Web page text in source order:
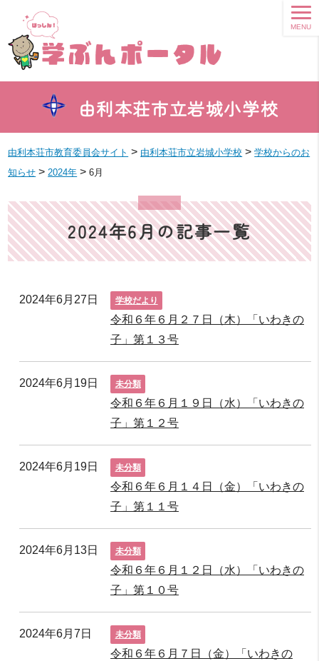
由利本荘市立岩城小学校
MENU
由利本荘市教育委員会サイト > 由利本荘市立岩城小学校 >学校からのお
知らせ > 2024年 >6月
2024年6月の記事一覧
2024年6月27日 学校だより
令和６年６月２７日（木）「いわきの
子」第１３号
2024年6月19日 未分類
令和６年６月１９日（水）「いわきの
子」第１２号
2024年6月19日 未分類
令和６年６月１４日（金）「いわきの
子」第１１号
2024年6月13日 未分類
令和６年６月１２日（水）「いわきの
子」第１０号
2024年6月7日 未分類
令和６年６月７日（金）「いわきの